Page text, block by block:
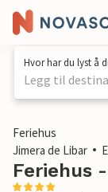
Hvor har du lyst å
Legg til
1 / 29
Feriehus
Jimera de Libar
Feriehus